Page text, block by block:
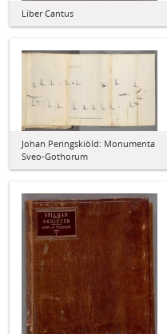
Liber Cantus
Johan Peringskiöld: Monumenta
Sveo-Gothorum